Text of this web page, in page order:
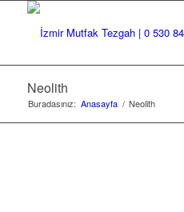
Neolith
Buradasınız: Anasayfa / Neolith